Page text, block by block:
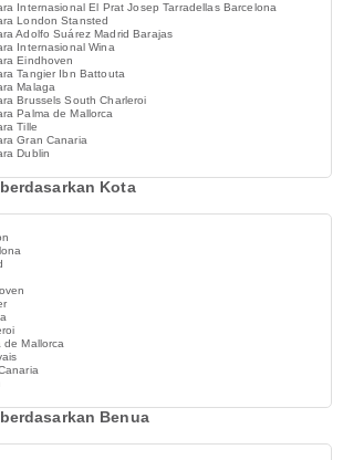
Internasional El Prat Josep Tarradellas Barcelona
London Stansted
Adolfo Suárez Madrid Barajas
Internasional Wina
Eindhoven
Tangier Ibn Battouta
Malaga
Brussels South Charleroi
Palma de Mallorca
Tille
Gran Canaria
Dublin
Kota
Mallorca
Benua